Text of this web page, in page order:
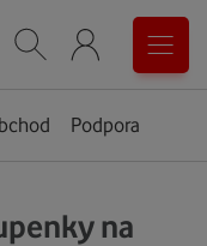
Vyhledávání
Menu
Podpora
na